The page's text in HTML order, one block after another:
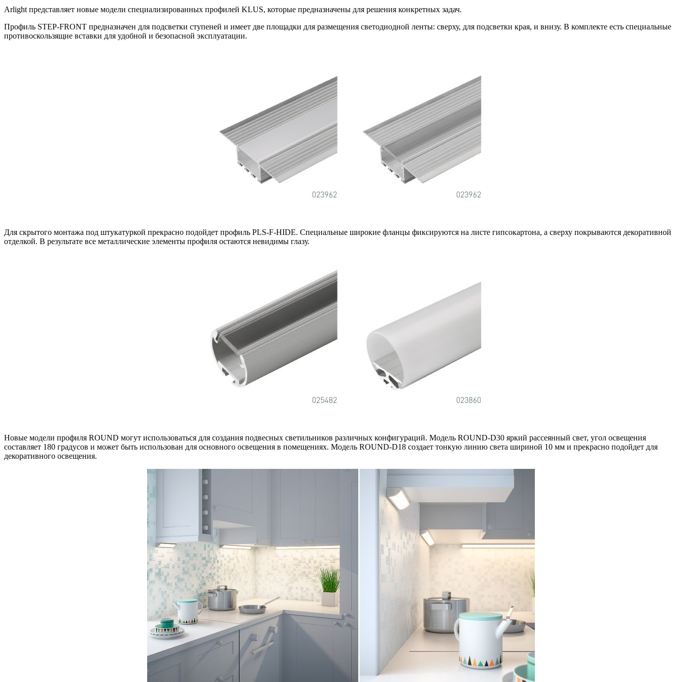
Arlight представляет новые модели специализированных профилей KLUS, которые предназначены для решения конкретных задач.
Профиль STEP-FRONT предназначен для подсветки ступеней и имеет две площадки для размещения светодиодной ленты: сверху, для подсветки края, и внизу. В комплекте есть специальные
противоскользящие вставки для удобной и безопасной эксплуатации.
Для скрытого монтажа под штукатуркой прекрасно подойдет профиль PLS-F-HIDE. Специальные широкие фланцы фиксируются на листе гипсокартона, а сверху покрываются декоративной
отделкой. В результате все металлические элементы профиля остаются невидимы глазу.
Новые модели профиля ROUND могут использоваться для создания подвесных светильников различных конфигураций. Модель ROUND-D30 яркий рассеянный свет, угол освещения
составляет 180 градусов и может быть использован для основного освещения в помещениях. Модель ROUND-D18 создает тонкую линию света шириной 10 мм и прекрасно подойдет для
декоративного освещения.